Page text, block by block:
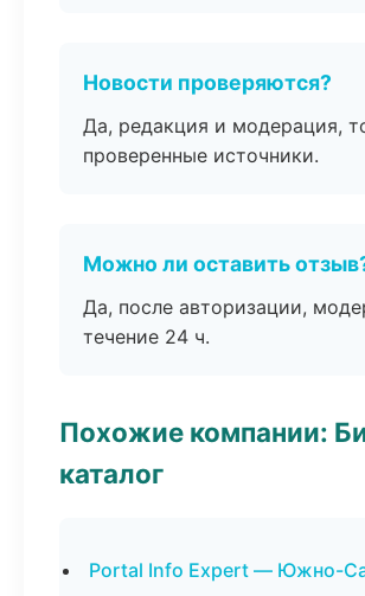
Новости проверяются?
Да, редакция и модерация,
проверенные источники.
Можно ли оставить
Да, после авторизации,
течение 24 ч.
Похожие компании:
каталог
Portal Info Expert — Южно-